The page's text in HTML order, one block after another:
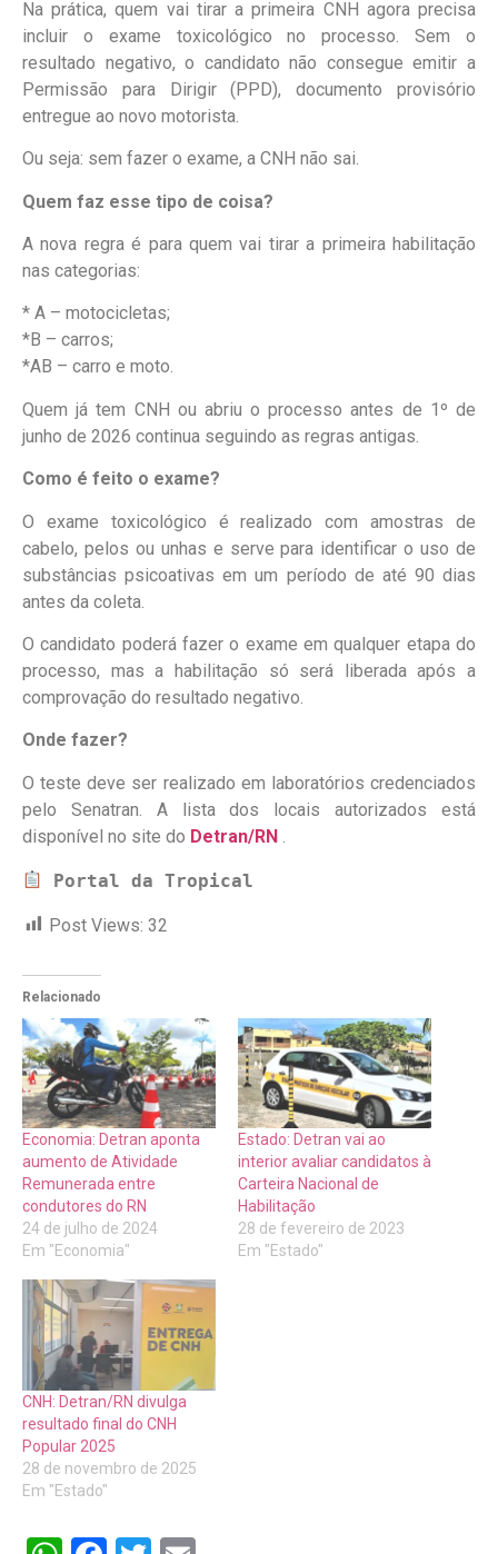
Na prática, quem vai tirar a primeira CNH agora precisa
incluir o exame toxicológico no processo. Sem o
resultado negativo, o candidato não consegue emitir a
Permissão para Dirigir (PPD), documento provisório
entregue ao novo motorista.
Ou seja: sem fazer o exame, a CNH não sai.
Quem faz esse tipo de coisa?
A nova regra é para quem vai tirar a primeira habilitação
nas categorias:
* A – motocicletas;
*B – carros;
*AB – carro e moto.
Quem já tem CNH ou abriu o processo antes de 1º de
junho de 2026 continua seguindo as regras antigas.
Como é feito o exame?
O exame toxicológico é realizado com amostras de
cabelo, pelos ou unhas e serve para identificar o uso de
substâncias psicoativas em um período de até 90 dias
antes da coleta.
O candidato poderá fazer o exame em qualquer etapa do
processo, mas a habilitação só será liberada após a
comprovação do resultado negativo.
Onde fazer?
O teste deve ser realizado em laboratórios credenciados
pelo Senatran. A lista dos locais autorizados está
disponível no site do Detran/RN
Portal da Tropical
Post Views: 32
Relacionado
Economia: Detran aponta
aumento de Atividade
Remunerada entre
condutores do RN
24 de julho de 2024
Em "Economia"
Estado: Detran vai ao
interior avaliar candidatos à
Carteira Nacional de
Habilitação
28 de fevereiro de 2023
Em "Estado"
CNH: Detran/RN divulga
resultado final do CNH
Popular 2025
28 de novembro de 2025
Em "Estado"